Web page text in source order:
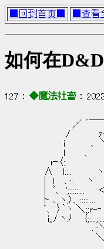
■回到首页■ ■查看
如何在
127 ： ◆魔法社畜 ：
／ ´￣￣｀
/　 　 　 ｧ─‐-- ..,,　
i　　　　、 ＼f´￣
l　　　、　　 、` ‐
r‐〈:.　　 　 　 　 　
∧　 l:::.　　 　 ヽ 　
|　l　 ､::.. 　 ヽ　 、
|　ﾞ､　';::::::...　　＜
ト ､_ヽ,〉、:::::....　
ﾞ､　〉｀ヽ ＼;;r-‐　
i,,ﾉ ヽﾉ　　
､::＼;;;;::.　　 l
＼::＼ヽ__,ﾒ